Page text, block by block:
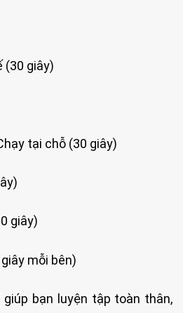
(30 giây)
tại chỗ (30 giây)
giây)
mỗi bên)
bạn luyện tập toàn thân,